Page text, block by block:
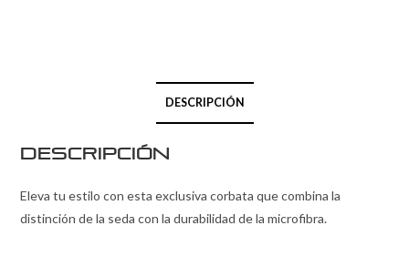
DESCRIPCIÓN
Descripción
Eleva tu estilo con esta exclusiva corbata que combina la
distinción de la seda con la durabilidad de la microfibra.